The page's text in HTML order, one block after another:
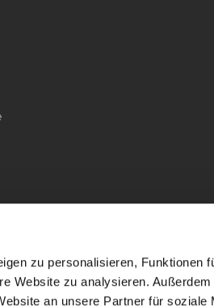
zu personalisieren, Funktionen
Website zu analysieren.
an unsere Partner für soziale